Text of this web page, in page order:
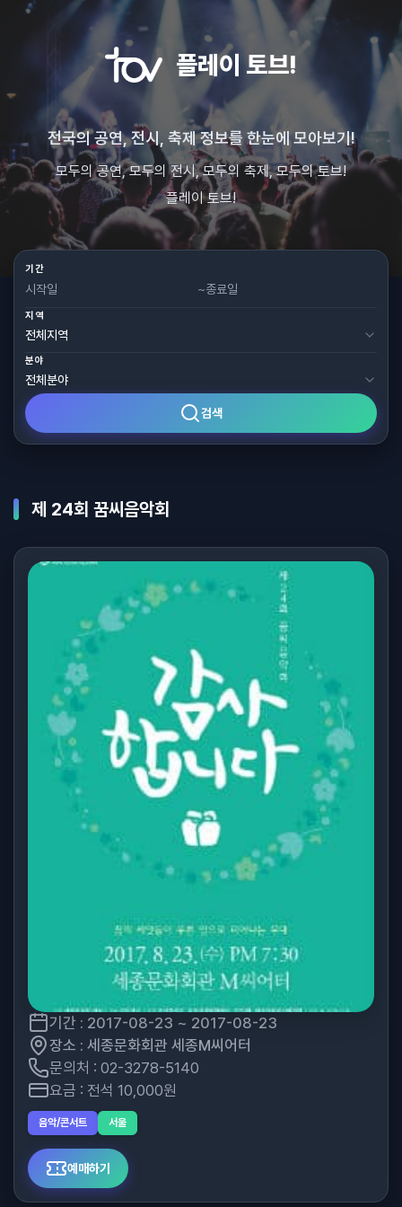
플레이 토브!
전국의 공연, 전시, 축제 정보를 한눈에 모아보기!
모두의 공연, 모두의 전시, 모두의 축제, 모두의 토브!
플레이 토브!
기간
~
지역
분야
검색
제 24회 꿈씨음악회
기간 : 2017-08-23 ~ 2017-08-23
장소 : 세종문화회관 세종M씨어터
문의처 : 02-3278-5140
요금 : 전석 10,000원
음악/콘서트 서울
예매하기